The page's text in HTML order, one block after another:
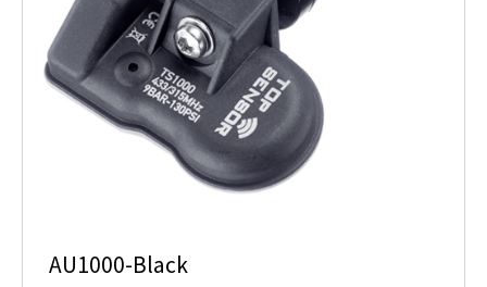
AU1000-Black